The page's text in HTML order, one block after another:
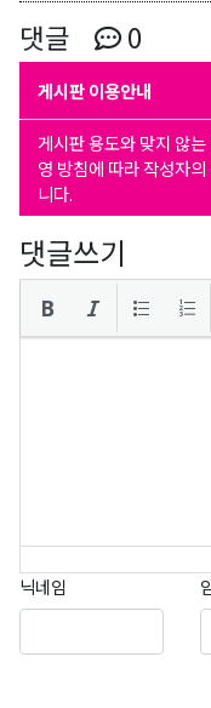
댓글 0
게시판 이용안내
게시판 용도와 맞지 않
영 방침에 따라 작성자
니다.
댓글쓰기
닉네임